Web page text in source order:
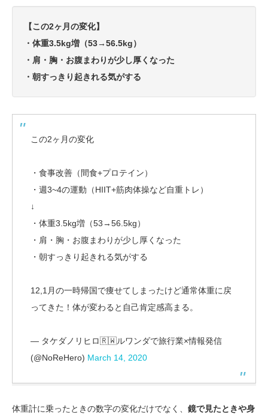
【この2ヶ月の変化】
・体重3.5kg増（53→56.5kg）
・肩・胸・お腹まわりが少し厚くなった
・朝すっきり起きれる気がする
この2ヶ月の変化
・食事改善（間食+プロテイン）
・週3~4の運動（HIIT+筋肉体操など自重トレ）
↓
・体重3.5kg増（53→56.5kg）
・肩・胸・お腹まわりが少し厚くなった
・朝すっきり起きれる気がする
12,1月の一時帰国で痩せてしまったけど通常体重に戻
ってきた！体が変わると自己肯定感高まる。
— タケダノリヒロ🇷🇼ルワンダで旅行業×情報発信
(@NoReHero) March 14, 2020
体重計に乗ったときの数字の変化だけでなく、 鏡で見たときや身